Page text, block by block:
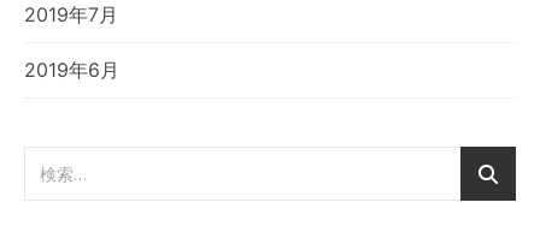
2019年7月
2019年6月